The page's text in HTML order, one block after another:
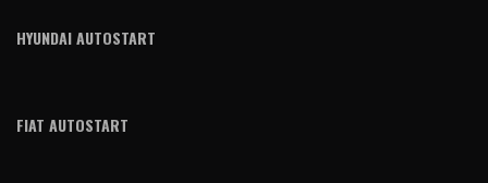
HYUNDAI AUTOSTART
FIAT AUTOSTART